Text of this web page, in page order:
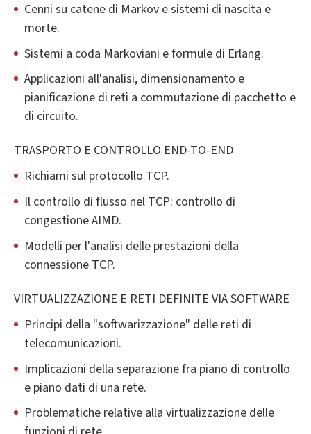
Cenni su catene di Markov e sistemi di nascita e
morte.
Sistemi a coda Markoviani e formule di Erlang.
Applicazioni all'analisi, dimensionamento e
pianificazione di reti a commutazione di pacchetto e
di circuito.
TRASPORTO E CONTROLLO END-TO-END
Richiami sul protocollo TCP.
Il controllo di flusso nel TCP: controllo di
congestione AIMD.
Modelli per l'analisi delle prestazioni della
connessione TCP.
VIRTUALIZZAZIONE E RETI DEFINITE VIA SOFTWARE
Principi della "softwarizzazione" delle reti di
telecomunicazioni.
Implicazioni della separazione fra piano di controllo
e piano dati di una rete.
Problematiche relative alla virtualizzazione delle